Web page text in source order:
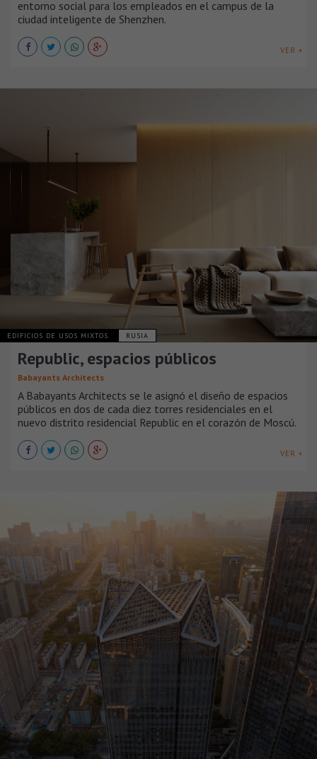
entorno social para los empleados en el campus de la
ciudad inteligente de Shenzhen.
VER +
EDIFICIOS DE USOS MIXTOS RUSIA
Republic, espacios públicos
Babayants Architects
A Babayants Architects se le asignó el diseño de espacios
públicos en dos de cada diez torres residenciales en el
nuevo distrito residencial Republic en el corazón de Moscú.
VER +